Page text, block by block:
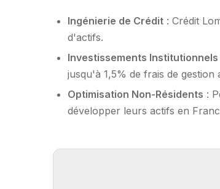
Ingénierie de Crédit : Crédit
d'actifs.
Investissements Institutionnels
jusqu'à 1,5% de frais de gestion
Optimisation Non-Résidents :
développer leurs actifs en